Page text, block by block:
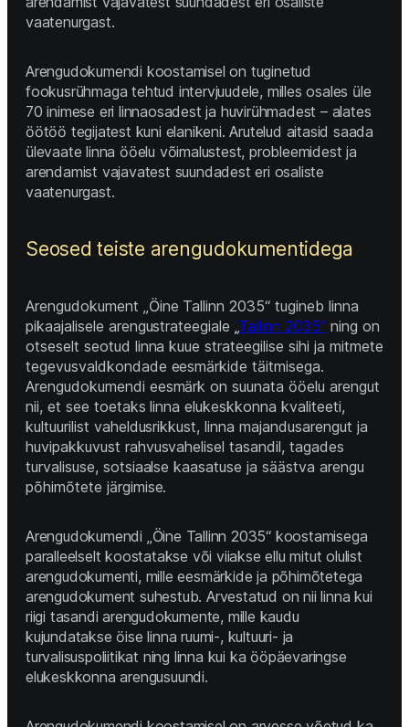
vaatenurgast.
Arengudokumendi koostamisel on tuginetud
fookusrühmaga tehtud intervjuudele, milles osales üle
70 inimese eri linnaosadest ja huvirühmadest – alates
öötöö tegijatest kuni elanikeni. Arutelud aitasid saada
ülevaate linna ööelu võimalustest, probleemidest ja
arendamist vajavatest suundadest eri osaliste
vaatenurgast.
Seosed teiste arengudokumentidega
Arengudokument „Öine Tallinn 2035“ tugineb linna
pikaajalisele arengustrateegiale „Tallinn 2035“ ning on
otseselt seotud linna kuue strateegilise sihi ja mitmete
tegevusvaldkondade eesmärkide täitmisega.
Arengudokumendi eesmärk on suunata ööelu arengut
nii, et see toetaks linna elukeskkonna kvaliteeti,
kultuurilist vaheldusrikkust, linna majandusarengut ja
huvipakkuvust rahvusvahelisel tasandil, tagades
turvalisuse, sotsiaalse kaasatuse ja säästva arengu
põhimõtete järgimise.
Arengudokumendi „Öine Tallinn 2035“ koostamisega
paralleelselt koostatakse või viiakse ellu mitut olulist
arengudokumenti, mille eesmärkide ja põhimõtetega
arengudokument suhestub. Arvestatud on nii linna kui
riigi tasandi arengudokumente, mille kaudu
kujundatakse öise linna ruumi-, kultuuri- ja
turvalisuspoliitikat ning linna kui ka ööpäevaringse
elukeskkonna arengusuundi.